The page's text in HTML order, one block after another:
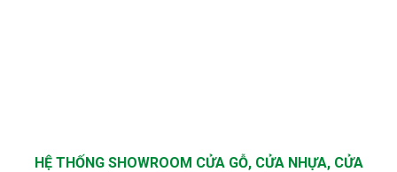
HỆ THỐNG SHOWROOM CỬA GỖ, CỬA NHỰA, CỬA